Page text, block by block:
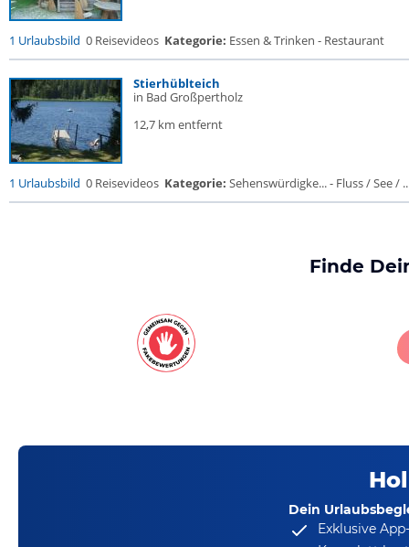
1 Urlaubsbild 0 Reisevideos Kategorie: Essen & Trinken - Restaurant
Stierhüblteich
in Bad Großpertholz
12,7 km entfernt
1 Urlaubsbild 0 Reisevideos Kategorie: Sehenswürdigke... - Fluss / See /
Finde
Dein
Exklusive